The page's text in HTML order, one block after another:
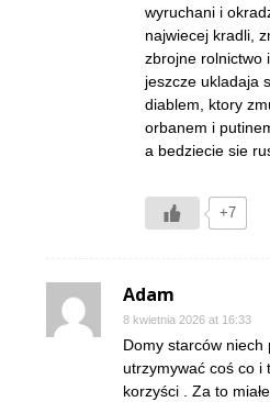
wyruchani i
najwiecej kradli,
zbrojne rolnictwo
jeszcze ukladaja
diablem, ktory
orbanem i
a bedziecie sie
+7
Adam
8 kwietnia 2026 at 16:33
Domy starców niech
utrzymywać coś co i
korzyści . Za to